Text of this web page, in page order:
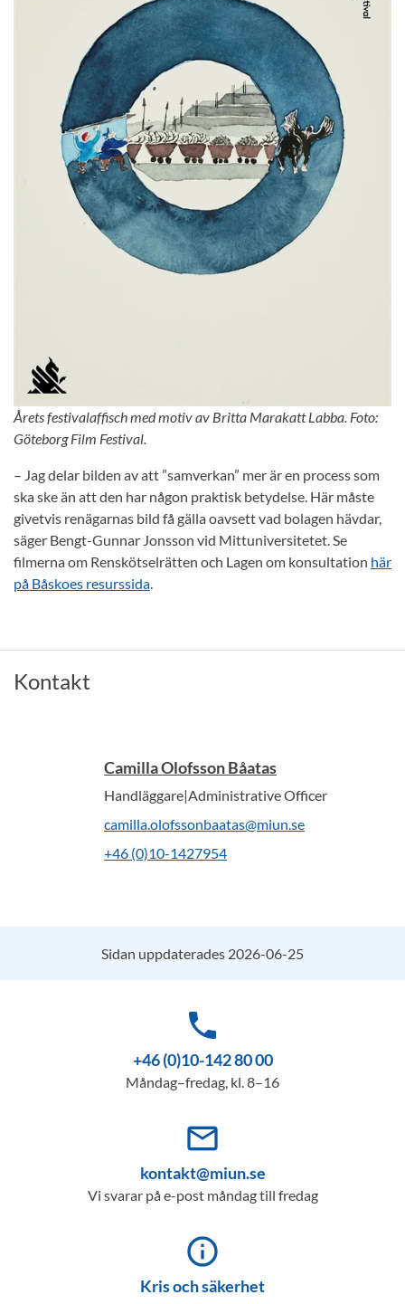
Årets festivalaffisch med motiv av Britta Marakatt Labba. Foto:
Göteborg Film Festival.
– Jag delar bilden av att ”samverkan” mer är en process som
ska ske än att den har någon praktisk betydelse. Här måste
givetvis renägarnas bild få gälla oavsett vad bolagen hävdar,
säger Bengt-Gunnar Jonsson vid Mittuniversitetet. Se
filmerna om Renskötselrätten och Lagen om konsultation här
på Båskoes resurssida.
Kontakt
Camilla Olofsson Båatas
Handläggare|Administrative Officer
camilla.olofssonbaatas@miun.se
+46 (0)10-1427954
Sidan uppdaterades 2026-06-25
phone
+46 (0)10-142 80 00
Måndag–fredag, kl. 8–16
mail_outline
kontakt@miun.se
Vi svarar på e-post måndag till fredag
info_outline
Kris och säkerhet